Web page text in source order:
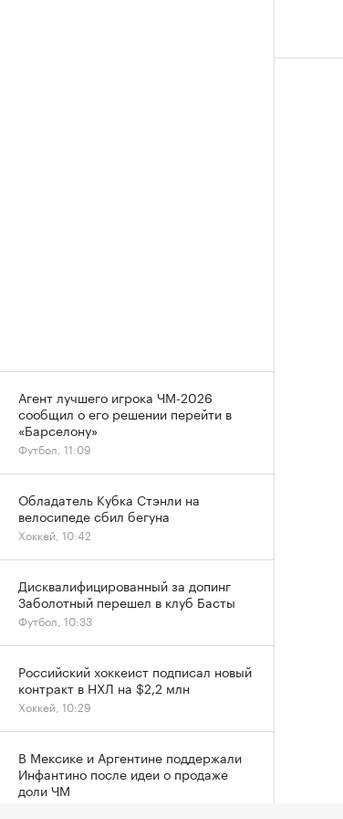
Агент лучшего игрока ЧМ-2026
сообщил о его решении перейти в
«Барселону»
Футбол, 11:09
Обладатель Кубка Стэнли на
велосипеде сбил бегуна
Хоккей, 10:42
Дисквалифицированный за допинг
Заболотный перешел в клуб Басты
Футбол, 10:33
Российский хоккеист подписал новый
контракт в НХЛ на $2,2 млн
Хоккей, 10:29
В Мексике и Аргентине поддержали
Инфантино после идеи о продаже
доли ЧМ